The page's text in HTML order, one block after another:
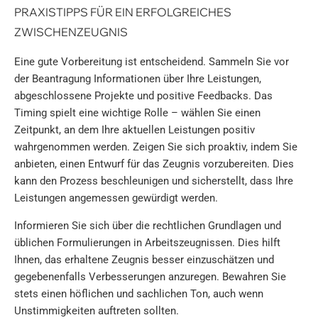
PRAXISTIPPS FÜR EIN ERFOLGREICHES
ZWISCHENZEUGNIS
Eine gute Vorbereitung ist entscheidend. Sammeln Sie vor
der Beantragung Informationen über Ihre Leistungen,
abgeschlossene Projekte und positive Feedbacks. Das
Timing spielt eine wichtige Rolle – wählen Sie einen
Zeitpunkt, an dem Ihre aktuellen Leistungen positiv
wahrgenommen werden. Zeigen Sie sich proaktiv, indem Sie
anbieten, einen Entwurf für das Zeugnis vorzubereiten. Dies
kann den Prozess beschleunigen und sicherstellt, dass Ihre
Leistungen angemessen gewürdigt werden.
Informieren Sie sich über die rechtlichen Grundlagen und
üblichen Formulierungen in Arbeitszeugnissen. Dies hilft
Ihnen, das erhaltene Zeugnis besser einzuschätzen und
gegebenenfalls Verbesserungen anzuregen. Bewahren Sie
stets einen höflichen und sachlichen Ton, auch wenn
Unstimmigkeiten auftreten sollten.